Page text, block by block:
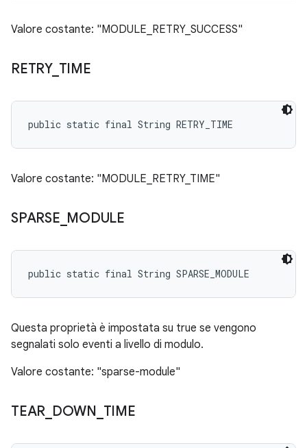
Valore costante: "MODULE_RETRY_SUCCESS"
RETRY_ TIME
public static final String RETRY_TIME
Valore costante: "MODULE_RETRY_TIME"
SPARSE MODULE
public static final String SPARSE_MODULE
Questa proprietà è impostata su true se vengono
segnalati solo eventi a livello di modulo.
Valore costante: "sparse-module"
TEAR DOWN TIME